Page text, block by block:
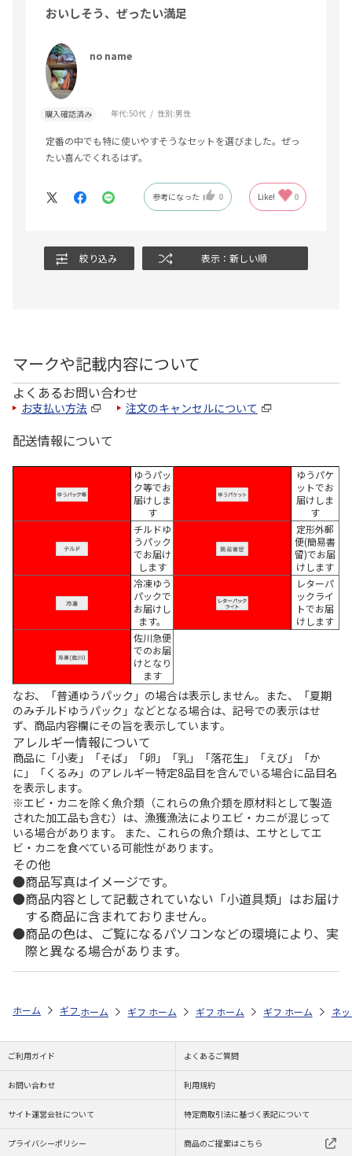
おいしそう、ぜったい満足
no name
購入確認済み 年代:50代 性別:男性
定番の中でも特に使いやすそうなセットを選びました。ぜっ
たい喜んでくれるはず。
参考になった 0 Like! 0
絞り込み 表示：新しい順
マークや記載内容について
よくあるお問い合わせ
お支払い方法 注文のキャンセルについて
配送情報について
ゆうパッ
ク等でお
届けしま
す
ゆうパケ
ットでお
届けしま
す
チルドゆ
うパック
でお届け
します
定形外郵
便(簡易書
留)でお届
けします
冷凍ゆう
パックで
お届けし
ます。
レターパ
ックライ
トでお届
けします
佐川急便
でのお届
けとなり
ます
なお、「普通ゆうパック」の場合は表示しません。また、「夏期
のみチルドゆうパック」などとなる場合は、記号での表示はせ
ず、商品内容欄にその旨を表示しています。
アレルギー情報について
商品に「小麦」「そば」「卵」「乳」「落花生」「えび」「か
に」「くるみ」のアレルギー特定8品目を含んでいる場合に品目名
を表示します。
※エビ・カニを除く魚介類（これらの魚介類を原材料として製造
された加工品も含む）は、漁獲漁法によりエビ・カニが混じって
いる場合があります。 また、これらの魚介類は、エサとしてエ
ビ・カニを食べている可能性があります。
その他
商品写真はイメージです。
商品内容として記載されていない「小道具類」はお届け
する商品に含まれておりません。
商品の色は、ご覧になるパソコンなどの環境により、実
際と異なる場合があります。
ホーム ギフトストア お中元・夏ギフト特集 2026 ハム・お肉 ＜
ホーム ギフトストア お中元・夏ギフト特集 2026
ホーム ギフトストア お中元・夏ギフト
ホーム ギフトストア お
ホーム ネ
ご利用ガイド よくあるご質問
お問い合わせ 利用規約
サイト運営会社について 特定商取引法に基づく表記について
プライバシーポリシー 商品のご提案はこちら